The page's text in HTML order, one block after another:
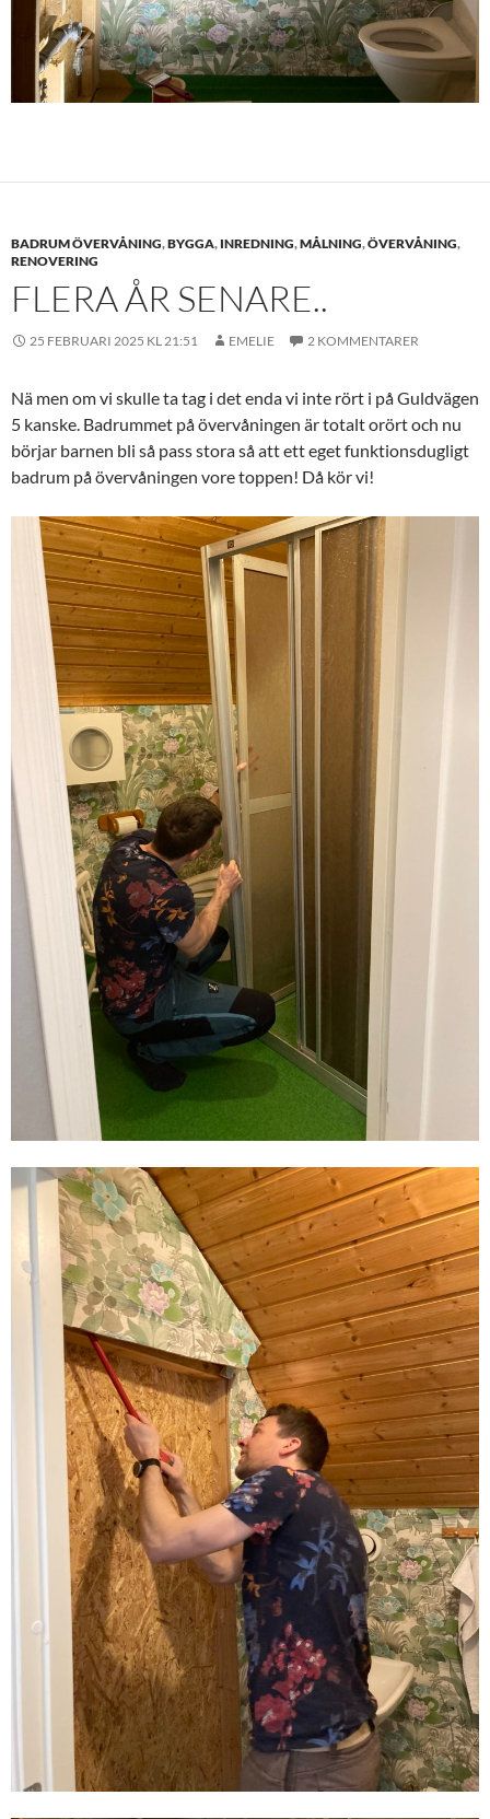
BADRUM ÖVERVÅNING,BYGGA, INREDNING,MÅLNING,ÖVERVÅNING,
RENOVERING
FLERA ÅR SENARE..
25 FEBRUARI 2025 KL 21:51 EMELIE 2 KOMMENTARER
Nä men om vi skulle ta tag i det enda vi inte rört i på Guldvägen
5 kanske. Badrummet på övervåningen är totalt orört och nu
börjar barnen bli så pass stora så att ett eget funktionsdugligt
badrum på övervåningen vore toppen! Då kör vi!